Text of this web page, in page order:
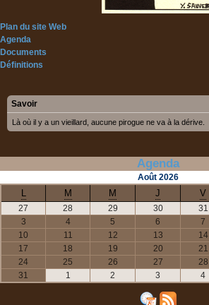
Plan du site Web
Agenda
Documents
Définitions
Savoir
Là où il y a un vieillard, aucune pirogue ne va à la dérive.
Agenda
Août 2026
L M M J V
27 28 29 30 31
3
4 5 6 7
10
11 12 13 14
17
18 19 20 21
24
25 26 27 28
31
1 2 3 4